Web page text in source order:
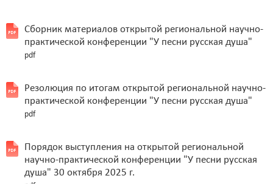
Сборник материалов открытой региональной научно-
практической конференции "У песни русская душа"
pdf
Резолюция по итогам открытой региональной научно-
практической конференции "У песни русская душа"
pdf
Порядок выступления на открытой региональной
научно-практической конференции "У песни русская
душа" 30 октября 2025 г.